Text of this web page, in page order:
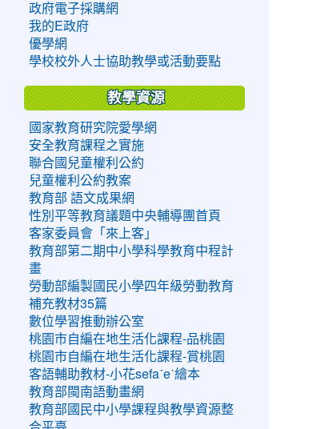
政府電子採購網
我的E政府
優學網
學校校外人士協助教學或活動要點
教學資源
國家教育研究院愛學網
安全教育課程之實施
聯合國兒童權利公約
兒童權利公約教案
教育部 語文成果網
性別平等教育議題中央輔導團首頁
客家委員會「來上客」
教育部第二期中小學科學教育中程計
畫
勞動部編製國民小學四年級勞動教育
補充教材35篇
數位學習推動辦公室
桃園市自編在地生活化課程-品桃園
桃園市自編在地生活化課程-賞桃園
客語輔助教材-小花sefaˊeˋ繪本
教育部閩南語動畫網
教育部國民中小學課程與教學資源整